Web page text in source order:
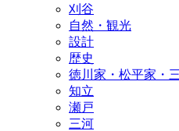
刈谷
自然・観光
設計
歴史
徳川家・松平家・
知立
瀬戸
三河